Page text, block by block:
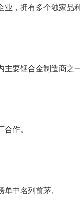
，拥有多个独家品种
要锰合金制造商之一
作。
中名列前茅。